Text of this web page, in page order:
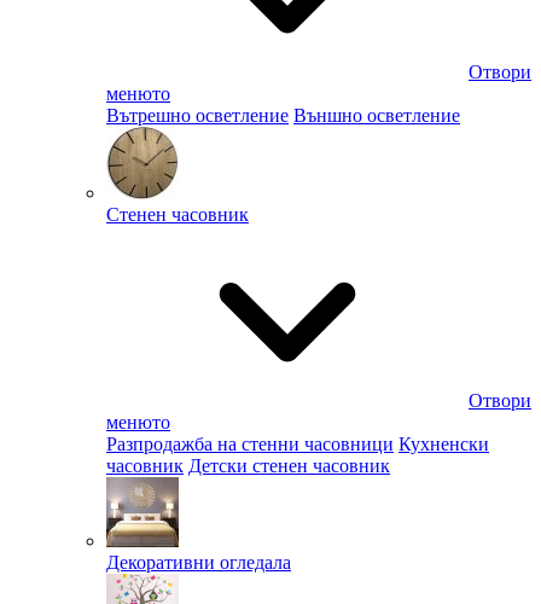
Отвори
менюто
Вътрешно осветление Външно осветление
Стенен часовник
Отвори
менюто
Разпродажба на стенни часовници Кухненски
часовник Детски стенен часовник
Декоративни огледала